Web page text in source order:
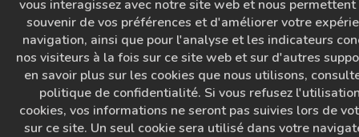
vous interagissez avec notre site web et nous permettent
souvenir de vos préférences et d'améliorer votre
navigation, ainsi que pour l'analyse et les indicateurs
nos visiteurs à la fois sur ce site web et sur d'autres
en savoir plus sur les cookies que nous utilisons,
politique de confidentialité. Si vous refusez
cookies, vos informations ne seront pas suivies lors de
sur ce site. Un seul cookie sera utilisé dans votre